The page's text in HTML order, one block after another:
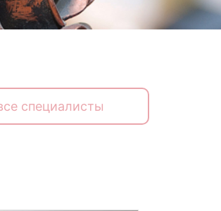
специалисты